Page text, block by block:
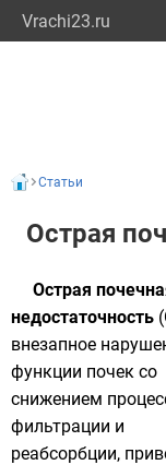
Vrachi23.ru
Статьи
Острая
Острая
недостаточность
внезапное
функции почек со
снижением
фильтрации и
реабсорбции,